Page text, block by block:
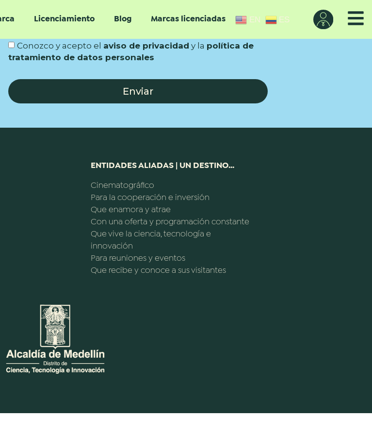
Licenciamiento Blog Marcas licenciadas EN ES
Conozco y acepto el aviso de privacidad y la política de
tratamiento de datos personales
Enviar
ENTIDADES ALIADAS | UN DESTINO...
Cinematográfico
Para la cooperación e inversión
Que enamora y atrae
Con una oferta y programación constante
Que vive la ciencia, tecnología e
innovación
Para reuniones y eventos
Que recibe y conoce a sus visitantes